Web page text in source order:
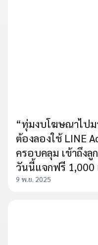
“ทุ่มงบโฆษณาไปม
ต้องลองใช้ LINE
ครอบคลุม เข้าถึงลู
วันนี้แจกฟรี 1,000
9 พ.ย. 2025